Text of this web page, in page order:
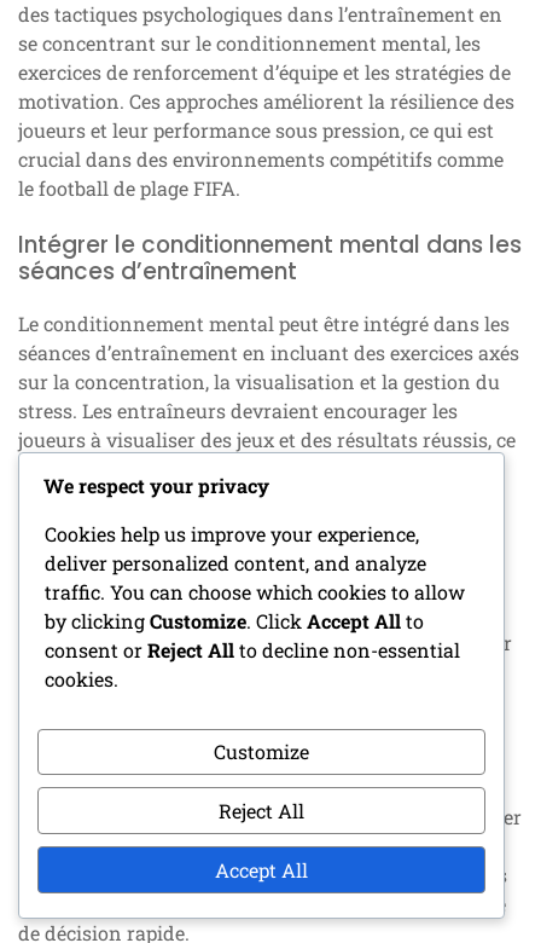
des tactiques psychologiques dans l’entraînement en
se concentrant sur le conditionnement mental, les
exercices de renforcement d’équipe et les stratégies de
motivation. Ces approches améliorent la résilience des
joueurs et leur performance sous pression, ce qui est
crucial dans des environnements compétitifs comme
le football de plage FIFA.
Intégrer le conditionnement mental dans les
séances d’entraînement
Le conditionnement mental peut être intégré dans les
séances d’entraînement en incluant des exercices axés
sur la concentration, la visualisation et la gestion du
stress. Les entraîneurs devraient encourager les
joueurs à visualiser des jeux et des résultats réussis, ce
pendant les matchs.
Une technique efficace consiste à réserver du temps
pendant l’entraînement pour des pratiques de pleine
conscience, telles que des exercices de respiration ou
de méditation. Ces pratiques aident les joueurs à gérer
l’anxiété et à maintenir leur concentration, surtout
De plus, les entraîneurs peuvent créer des scénarios
pendant l’entraînement qui imitent la pression des
matchs, permettant aux joueurs de vivre et de s’adapter
au stress dans un environnement contrôlé. Cela
pourrait impliquer des exercices chronométrés ou des
mini-jeux compétitifs qui mettent l’accent sur la prise
de décision rapide.
We respect your privacy
Cookies help us improve your experience,
deliver personalized content, and analyze
traffic. You can choose which cookies to allow
by clickingCustomize. Click Accept Allto
consent orReject Allto decline non-essential
cookies.
Customize
Reject All
Accept All